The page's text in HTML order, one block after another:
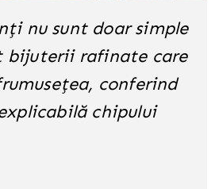
nu sunt doar simple
bijuterii rafinate care
conferind
chipului